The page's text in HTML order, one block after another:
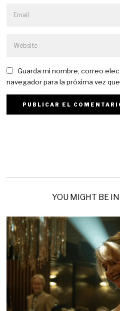
Guarda mi nombre, correo
navegador para la próxima vez
YOU MIGHT BE